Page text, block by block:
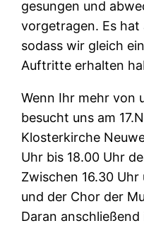
gesungen und
vorgetragen. Es hat
sodass wir gleich
Auftritte erhalten
Wenn Ihr mehr von
besucht uns am
Klosterkirche
Uhr bis 18.00 Uhr
Zwischen 16.30
und der Chor der
Daran